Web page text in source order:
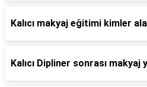
Kalıcı makyaj eğitimi kimler
Kalıcı Dipliner sonrası makyaj